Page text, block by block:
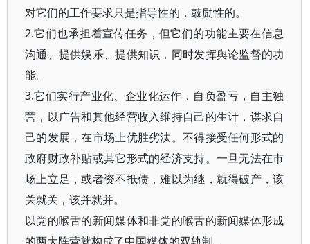
对它们的工作要求只是指导性的，鼓励性的。
2.它们也承担着宣传任务，但它们的功能主要在信息
沟通、提供娱乐、提供知识，同时发挥舆论监督的功
能。
3.它们实行产业化、企业化运作，自负盈亏，自主独
营，以广告和其他经营收入维持自己的生计，谋求自
己的发展，在市场上优胜劣汰。不得接受任何形式的
政府财政补贴或其它形式的经济支持。一旦无法在市
场上立足，或者资不抵债，难以为继，就得破产，该
关就关，该并就并。
以党的喉舌的新闻媒体和非党的喉舌的新闻媒体形成